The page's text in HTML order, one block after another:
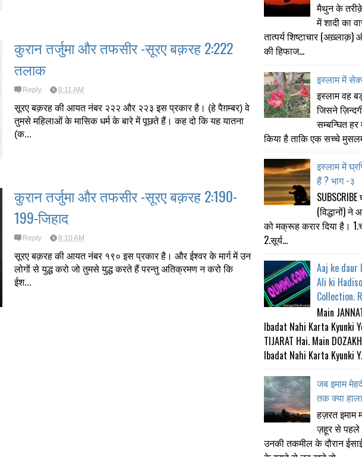
कुरान तर्जुमा और तफसीर -सूरए बक़रह 2:222
तलाक
Reply 8:11 AM
सूरए बक़रह की आयत नंबर २२२ और २२३ इस प्रकार है। (हे पैग़म्बर) वे
तुमसे महिलाओं के मासिक धर्म के बारे में पूछते हैं। कह दो कि यह यातना
(क...
कुरान तर्जुमा और तफसीर -सूरए बक़रह 2:190-
199-जिहाद
Reply 8:10 AM
सूरए बक़रह की आयत नंबर १९० इस प्रकार है। और ईश्वर के मार्ग में उन
लोगों से युद्ध करो जो तुमसे युद्ध करते हैं परन्तु अतिक्रमण न करो कि
ईश...
मैथुन के
में शादी का
तात्पर्य शिष्टाचार (अख़्लाक़)
की हिफाज...
इस्लाम में
इस्लाम वह
जिसने
सम्बन्घित
किया है ताकि एक सच्चे
इस्लाम में
हैं ? भाग -३
(विद्धानों)
को मक्रूह करार दिया है।
2.सूर्य...
Aaj ke daur
Ali ki
Collection.
Main
Ibadat Nahi Karta Kyunki
TIJARAT Hai. Main
Ibadat Nahi Karta Kyunki
जब इमाम
तक क्या
हज़रत इमाम
ज़हूर से पहले
उनकी तकमील के दौरान